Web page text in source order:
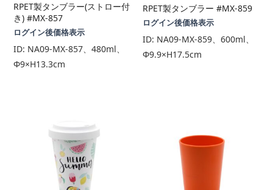
RPET製タンブラー(ストロー付
き) #MX-857
ログイン後価格表示
ID: NA09-MX-857、480ml、
Φ9×H13.3cm
RPET製タンブラー #MX-859
ログイン後価格表示
ID: NA09-MX-859、600ml、
Φ9.9×H17.5cm